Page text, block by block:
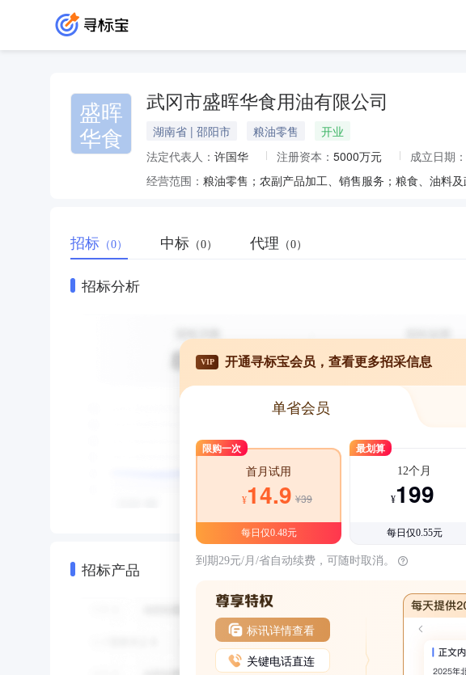
盛晖
华食
武冈市盛晖华食用油有限公司
湖南省 | 邵阳市 粮油零售
开业
法定代表人： 许国华 注册资本： 5000万元 成立日期：
经营范围：
招标 （0） 中标 （0） 代理 （0）
招标分析
招标产品
VIP 开通寻标宝会员，查看更多招采信息
单省会员
限购一次
首月试用
¥14.9 ¥39
每日仅0.48元
最划算
12个月
¥199
每日仅0.55元
到期29元/月/省自动续费，可随时取消。
标讯详情查看
关键电话直连